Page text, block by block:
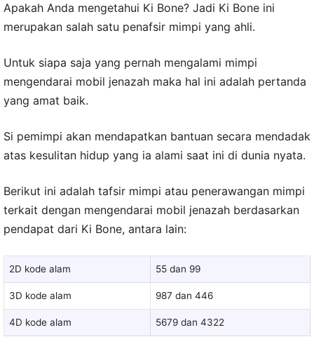
Apakah Anda mengetahui Ki Bone? Jadi Ki Bone ini
merupakan salah satu penafsir mimpi yang ahli.
Untuk siapa saja yang pernah mengalami mimpi
mengendarai mobil jenazah maka hal ini adalah pertanda
yang amat baik.
Si pemimpi akan mendapatkan bantuan secara mendadak
atas kesulitan hidup yang ia alami saat ini di dunia nyata.
Berikut ini adalah tafsir mimpi atau penerawangan mimpi
terkait dengan mengendarai mobil jenazah berdasarkan
pendapat dari Ki Bone, antara lain:
2D kode alam 55 dan 99
3D kode alam 987 dan 446
4D kode alam 5679 dan 4322